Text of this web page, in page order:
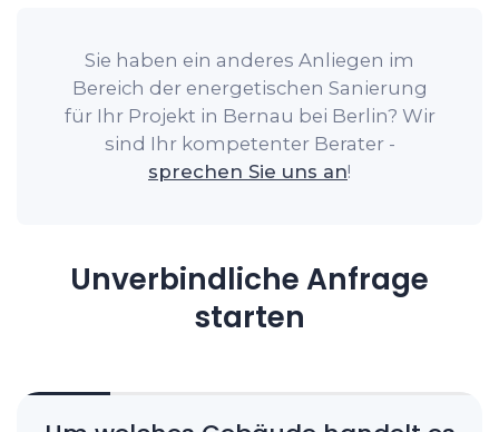
Sie haben ein anderes Anliegen im
Bereich der energetischen Sanierung
für Ihr Projekt in Bernau bei Berlin? Wir
sind Ihr kompetenter Berater -
sprechen Sie uns an!
Unverbindliche Anfrage
starten